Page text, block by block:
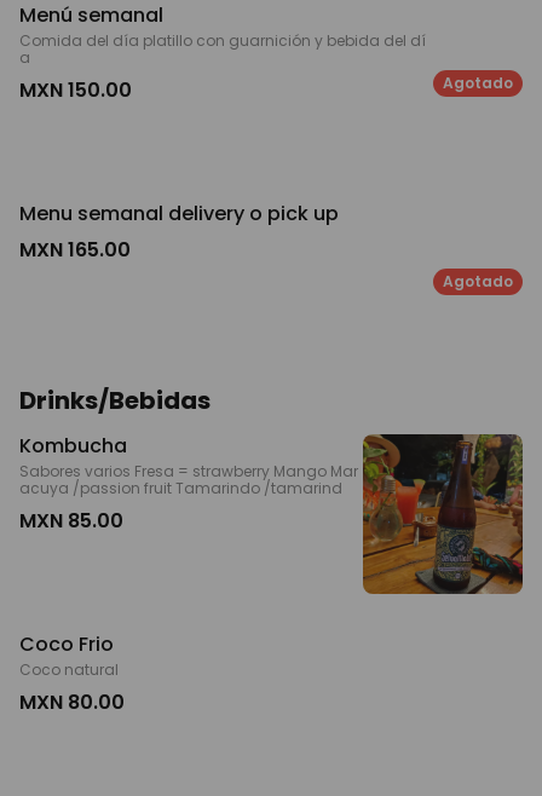
Menú semanal
Comida del día platillo con guarnición y bebida del dí
a
MXN 150.00 Agotado
Menu semanal delivery o pick up
MXN 165.00
Agotado
Drinks/Bebidas
Kombucha
Sabores varios Fresa = strawberry Mango Mar
acuya /passion fruit Tamarindo /tamarind
MXN 85.00
Coco Frio
Coco natural
MXN 80.00